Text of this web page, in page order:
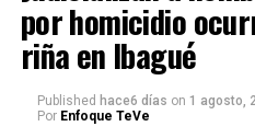
por homicidio
riña en Ibagué
Published hace6 días on 1 agosto,
Por Enfoque TeVe